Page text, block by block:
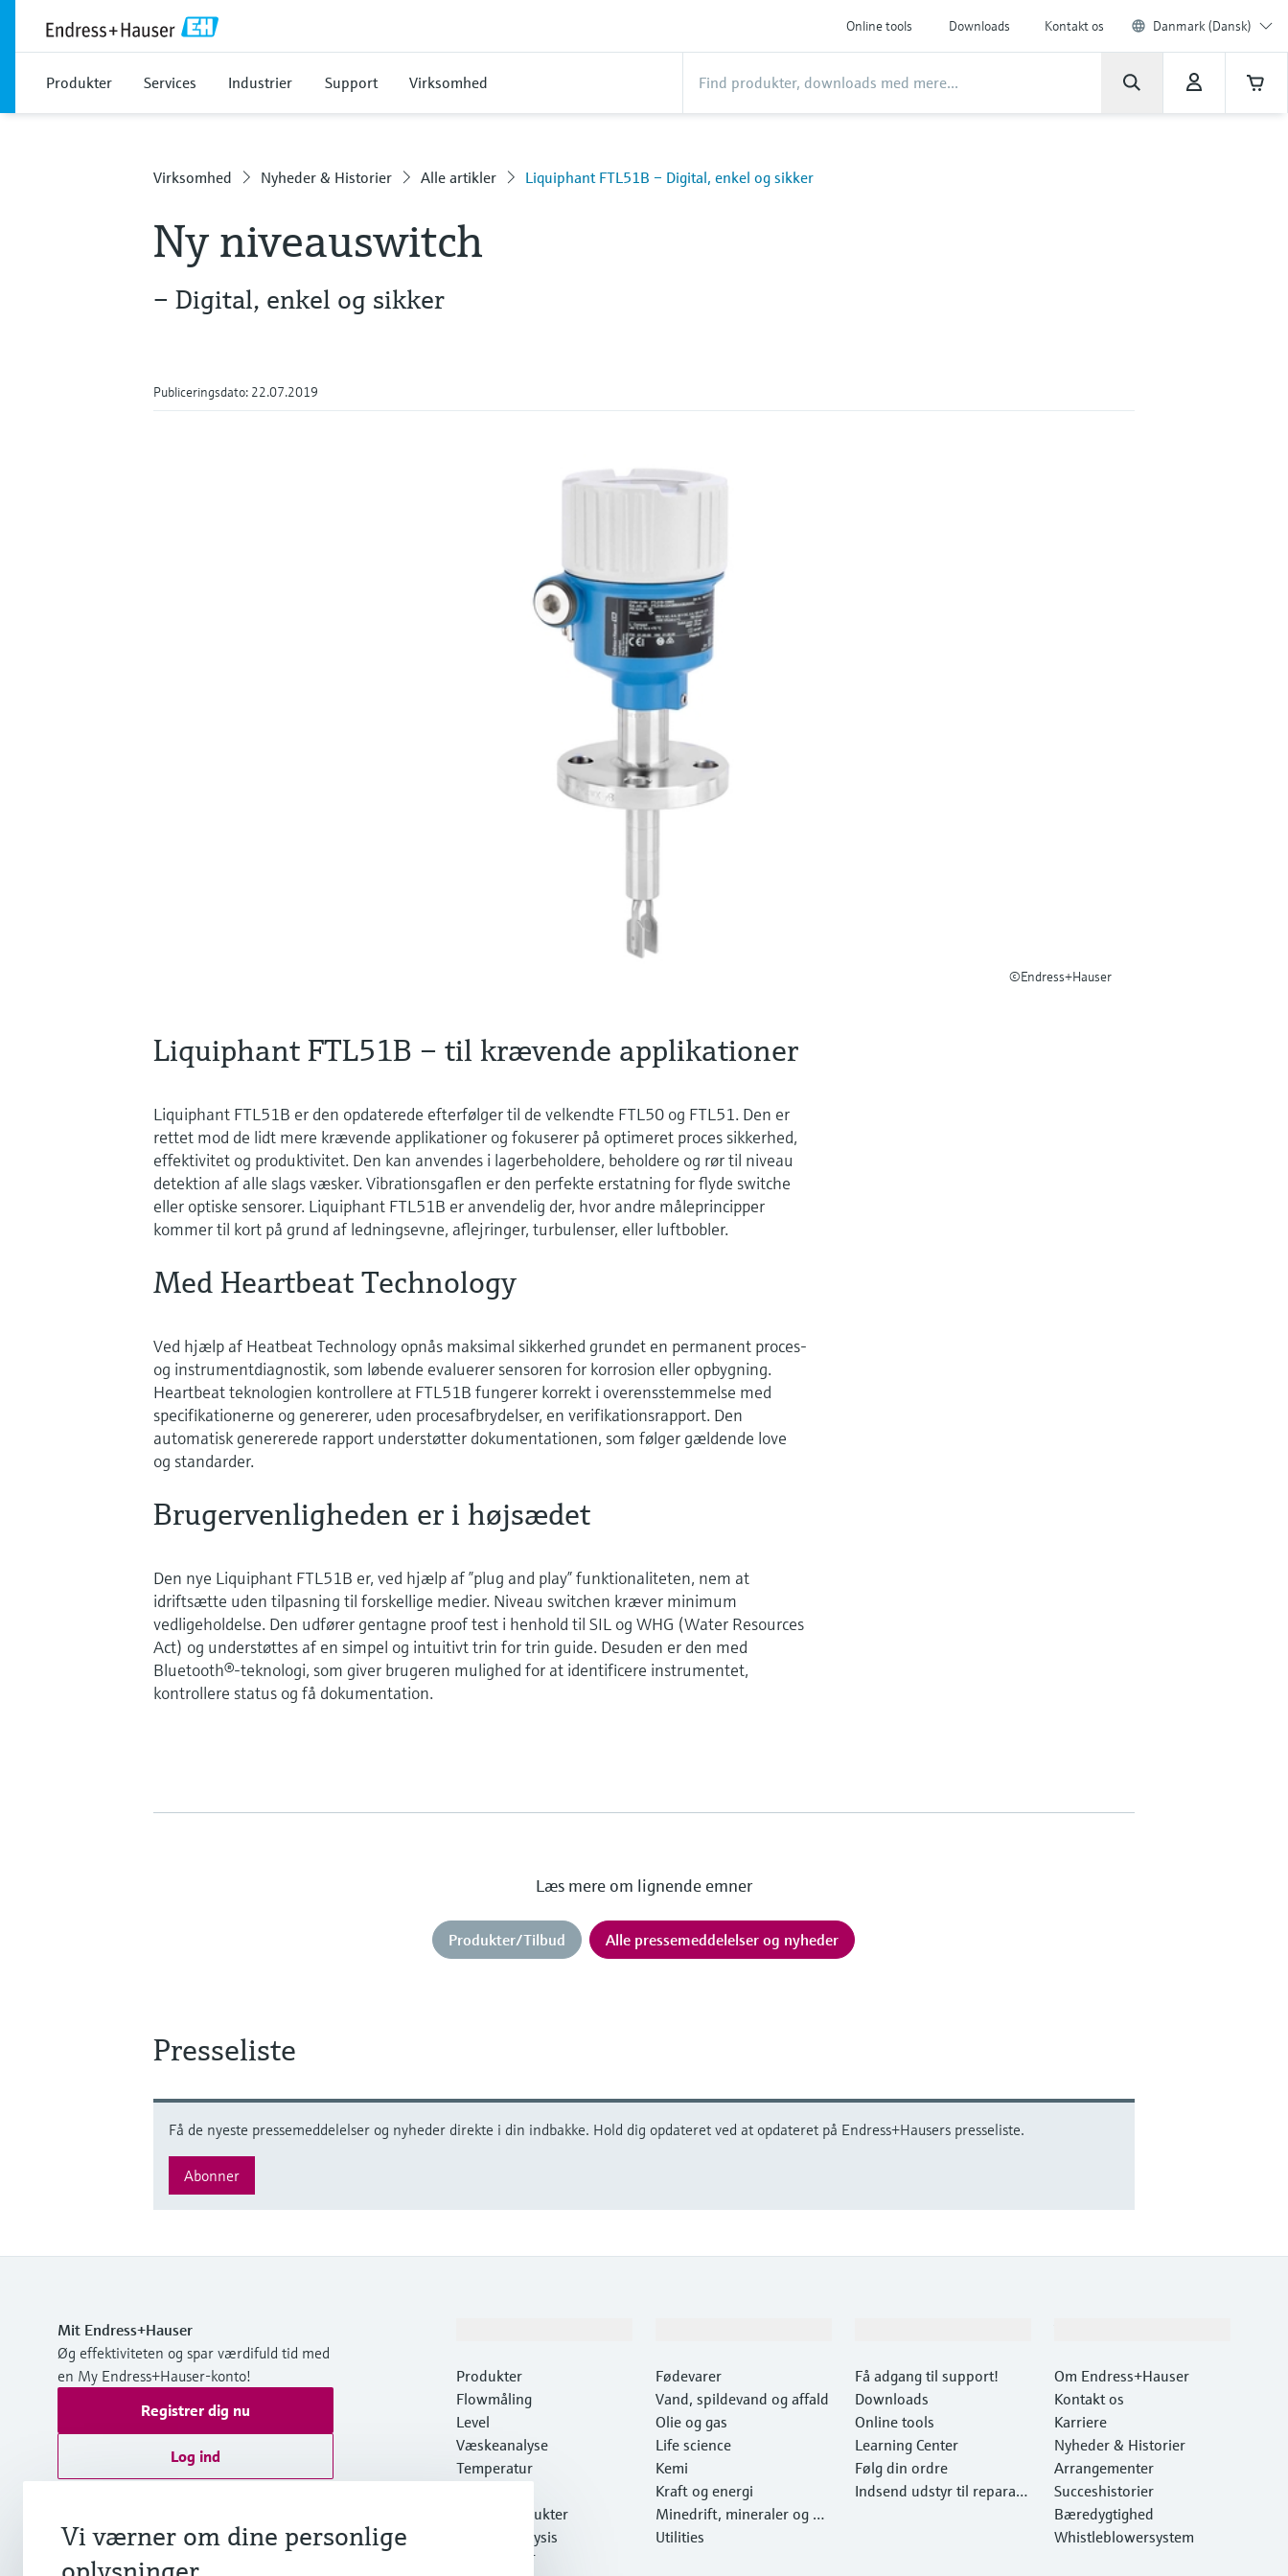
Online tools Downloads Kontakt os Danmark (Dansk)
Produkter Services Industrier Support Virksomhed
Virksomhed Nyheder & Historier Alle artikler Liquiphant FTL51B – Digital, enkel og sikker
Ny niveauswitch
– Digital, enkel og sikker
Publiceringsdato: 22.07.2019
©Endress+Hauser
Liquiphant FTL51B – til krævende applikationer
Liquiphant FTL51B er den opdaterede efterfølger til de velkendte FTL50 og FTL51. Den er
rettet mod de lidt mere krævende applikationer og fokuserer på optimeret proces sikkerhed,
effektivitet og produktivitet. Den kan anvendes i lagerbeholdere, beholdere og rør til niveau
detektion af alle slags væsker. Vibrationsgaflen er den perfekte erstatning for flyde switche
eller optiske sensorer. Liquiphant FTL51B er anvendelig der, hvor andre måleprincipper
kommer til kort på grund af ledningsevne, aflejringer, turbulenser, eller luftbobler.
Med Heartbeat Technology
Ved hjælp af Heatbeat Technology opnås maksimal sikkerhed grundet en permanent proces-
og instrumentdiagnostik, som løbende evaluerer sensoren for korrosion eller opbygning.
Heartbeat teknologien kontrollere at FTL51B fungerer korrekt i overensstemmelse med
specifikationerne og genererer, uden procesafbrydelser, en verifikationsrapport. Den
automatisk genererede rapport understøtter dokumentationen, som følger gældende love
og standarder.
Brugervenligheden er i højsædet
Den nye Liquiphant FTL51B er, ved hjælp af ”plug and play” funktionaliteten, nem at
idriftsætte uden tilpasning til forskellige medier. Niveau switchen kræver minimum
vedligeholdelse. Den udfører gentagne proof test i henhold til SIL og WHG (Water Resources
Act) og understøttes af en simpel og intuitivt trin for trin guide. Desuden er den med
Bluetooth®-teknologi, som giver brugeren mulighed for at identificere instrumentet,
kontrollere status og få dokumentation.
Læs mere om lignende emner
Produkter/Tilbud Alle pressemeddelelser og nyheder
Presseliste
Få de nyeste pressemeddelelser og nyheder direkte i din indbakke. Hold dig opdateret ved at opdateret på Endress+Hausers presseliste.
Abonner
Mit Endress+Hauser
Øg effektiviteten og spar værdifuld tid med
en My Endress+Hauser-konto!
Registrer dig nu
Log ind
Endress+Hauser A/S
Produkter
Flowmåling
Level
Væskeanalyse
Temperatur
Systemprodukter
Optical analysis
Netilion IIoT
Fødevarer
Vand, spildevand og affald
Olie og gas
Life science
Kemi
Kraft og energi
Minedrift, mineraler og m
etaller
Utilities
Få adgang til support!
Downloads
Online tools
Learning Center
Følg din ordre
Indsend udstyr til reparati
Om Endress+Hauser
Kontakt os
Karriere
Nyheder & Historier
Arrangementer
Succeshistorier
Bæredygtighed
Whistleblowersystem
Vi værner om dine personlige